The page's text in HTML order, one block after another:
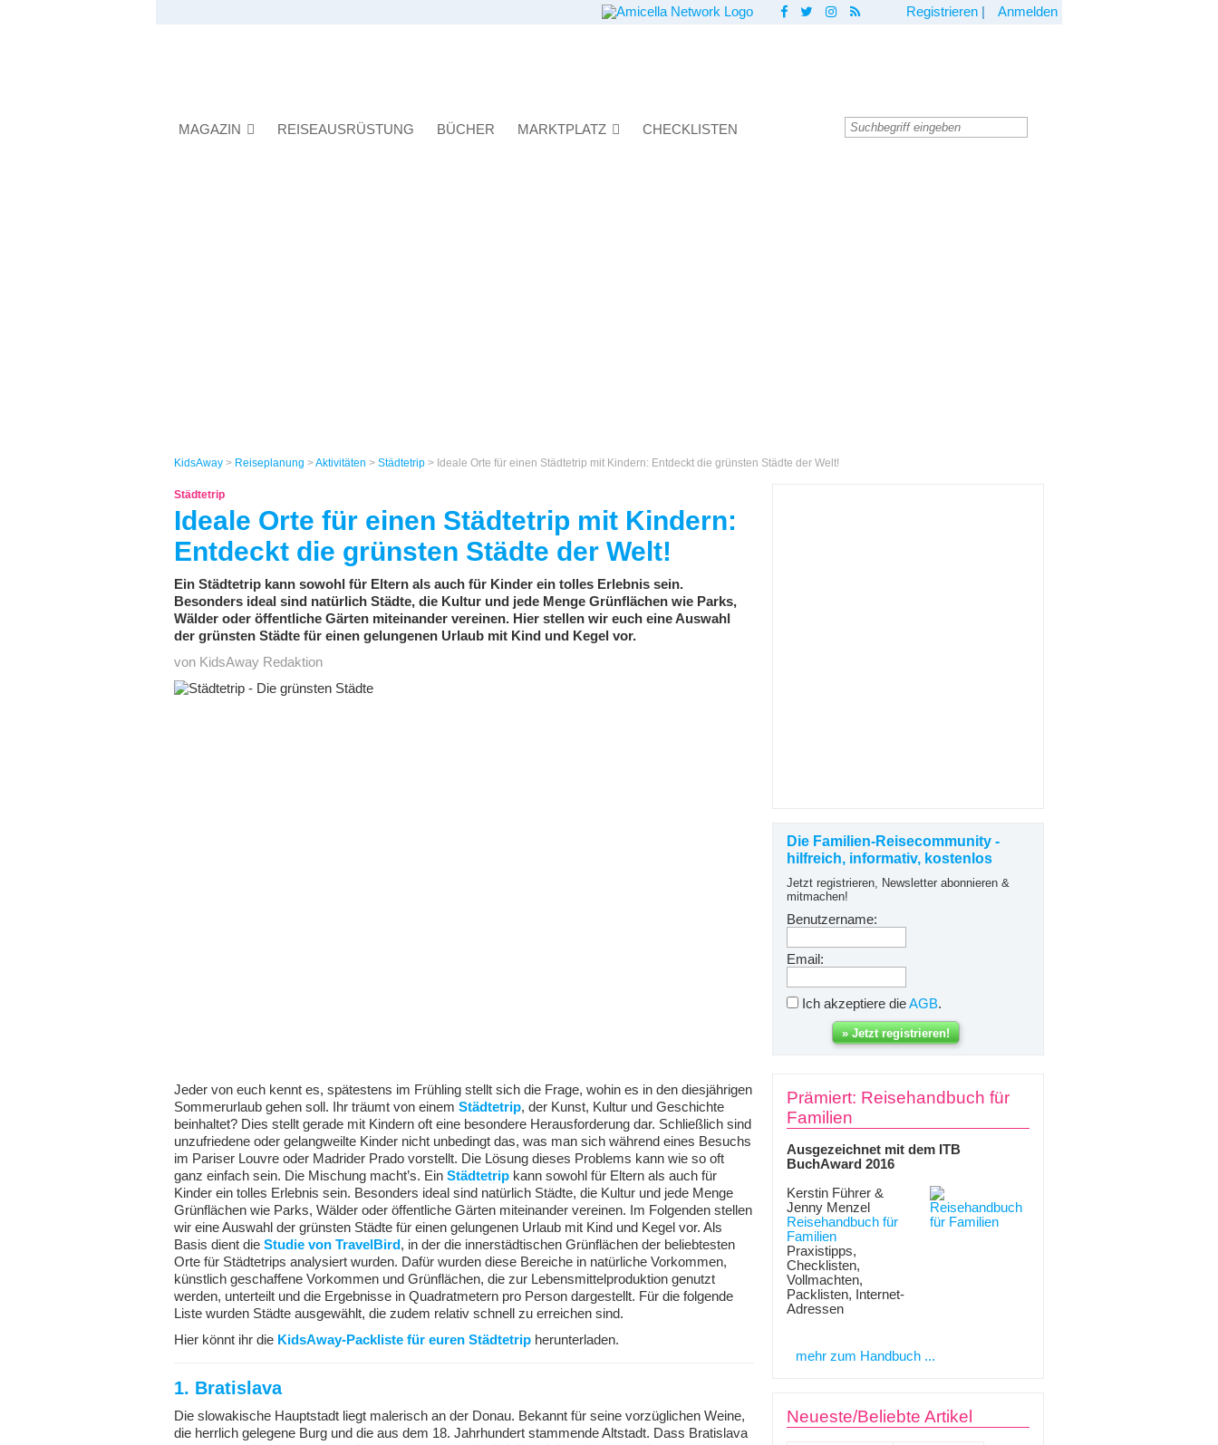
Registrieren Anmelden
MAGAZIN REISEAUSRÜSTUNG BÜCHER MARKTPLATZ CHECKLISTEN
KidsAway > Reiseplanung >Aktivitäten > Städtetrip > Ideale Orte für einen Städtetrip mit Kindern: Entdeckt die grünsten Städte der Welt!
Städtetrip
Ideale Orte für einen Städtetrip mit Kindern:
Entdeckt die grünsten Städte der Welt!
Ein Städtetrip kann sowohl für Eltern als auch für Kinder ein tolles Erlebnis sein.
Besonders ideal sind natürlich Städte, die Kultur und jede Menge Grünflächen wie Parks,
Wälder oder öffentliche Gärten miteinander vereinen. Hier stellen wir euch eine Auswahl
der grünsten Städte für einen gelungenen Urlaub mit Kind und Kegel vor.
von KidsAway Redaktion
Jeder von euch kennt es, spätestens im Frühling stellt sich die Frage, wohin es in den diesjährigen
Sommerurlaub gehen soll. Ihr träumt von einem Städtetrip, der Kunst, Kultur und Geschichte
beinhaltet? Dies stellt gerade mit Kindern oft eine besondere Herausforderung dar. Schließlich sind
unzufriedene oder gelangweilte Kinder nicht unbedingt das, was man sich während eines Besuchs
im Pariser Louvre oder Madrider Prado vorstellt. Die Lösung dieses Problems kann wie so oft
ganz einfach sein. Die Mischung macht’s. Ein Städtetrip kann sowohl für Eltern als auch für
Kinder ein tolles Erlebnis sein. Besonders ideal sind natürlich Städte, die Kultur und jede Menge
Grünflächen wie Parks, Wälder oder öffentliche Gärten miteinander vereinen. Im Folgenden stellen
wir eine Auswahl der grünsten Städte für einen gelungenen Urlaub mit Kind und Kegel vor. Als
Basis dient die Studie von TravelBird , in der die innerstädtischen Grünflächen der beliebtesten
Orte für Städtetrips analysiert wurden. Dafür wurden diese Bereiche in natürliche Vorkommen,
künstlich geschaffene Vorkommen und Grünflächen, die zur Lebensmittelproduktion genutzt
werden, unterteilt und die Ergebnisse in Quadratmetern pro Person dargestellt. Für die folgende
Liste wurden Städte ausgewählt, die zudem relativ schnell zu erreichen sind.
Hier könnt ihr die KidsAway-Packliste für euren Städtetrip herunterladen.
1. Bratislava
Die slowakische Hauptstadt liegt malerisch an der Donau. Bekannt für seine vorzüglichen Weine,
die herrlich gelegene Burg und die aus dem 18. Jahrhundert stammende Altstadt. Dass Bratislava
Die Familien-Reisecommunity -
hilfreich, informativ, kostenlos
Jetzt registrieren, Newsletter abonnieren &
mitmachen!
Benutzername:
Email:
Ich akzeptiere dieAGB.
Prämiert: Reisehandbuch für
Familien
Ausgezeichnet mit dem ITB
BuchAward 2016
Kerstin Führer &
Jenny Menzel
Reisehandbuch für
Familien
Praxistipps,
Checklisten,
Vollmachten,
Packlisten, Internet-
Adressen
mehr zum Handbuch ...
Neueste/Beliebte Artikel